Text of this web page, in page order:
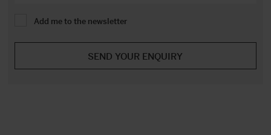
Add me to the newsletter